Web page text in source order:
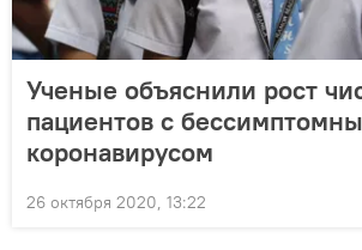
Ученые объяснили рост
пациентов с
коронавирусом
26 октября 2020, 13:22